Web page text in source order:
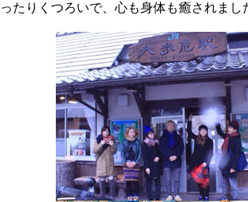
たりくつろいで、心も身体も癒されまし